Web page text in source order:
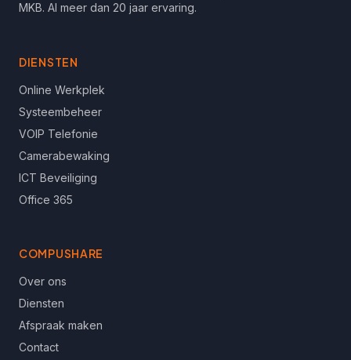
MKB. Al meer dan 20 jaar ervaring.
DIENSTEN
Online Werkplek
Systeembeheer
VOIP Telefonie
Camerabewaking
ICT Beveiliging
Office 365
COMPUSHARE
Over ons
Diensten
Afspraak maken
Contact